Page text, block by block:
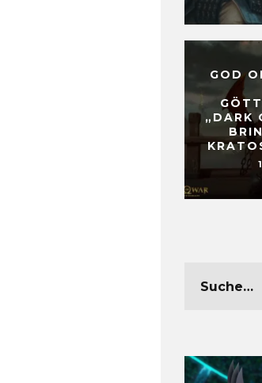
GOD
„DARK